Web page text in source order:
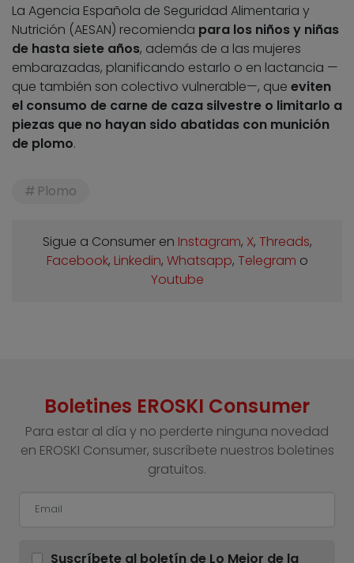
La Agencia Española de Seguridad Alimentaria y
Nutrición (AESAN) recomienda para los niños y niñas
de hasta siete años, además de a las mujeres
embarazadas, planificando estarlo o en lactancia —
que también son colectivo vulnerable—, que eviten
el consumo de carne de caza silvestre o limitarlo a
piezas que no hayan sido abatidas con munición
de plomo.
Plomo
Sigue a Consumer en Instagram, X, Threads,
Facebook, Linkedin, Whatsapp, Telegram o
Youtube
Boletines EROSKI Consumer
Para estar al día y no perderte ninguna novedad
en EROSKI Consumer, suscríbete nuestros boletines
gratuitos.
Suscríbete al boletín de Lo Mejor de la